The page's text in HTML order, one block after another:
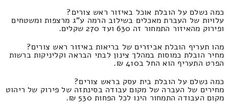
כמה נשלם על הובלת אוכל באיזור ראש צורים?
עלויות של העברת מאכלים בשילוב הרמה ע"ג מרצפות ומשטחים
ופירוק מהאיזור התמחור זה 630 ועד 270 שקלים.
מהו תעריף הובלת אביזרים של בריאות באיזור ראש צורים?
מחיר הובלת כמוסות במהלך צינון לבתי הבראה וקליניקות ברשות
הפרט התעריף הוא החל ב410 ₪.
כמה נשלם על הובלת בית עסק בראש צורים?
מחירים של העברה של מקום עבודה בסינתזה של פירוק של ריהוט
מקום העבודה התמחור הינו לכל הפחות 530 ₪.